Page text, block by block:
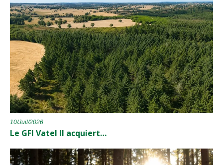
10/Juil/2026
Le GFI Vatel II acquiert…